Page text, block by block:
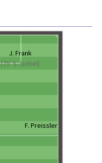
J. Frank
(75' S. Gobel)
F. Preissler